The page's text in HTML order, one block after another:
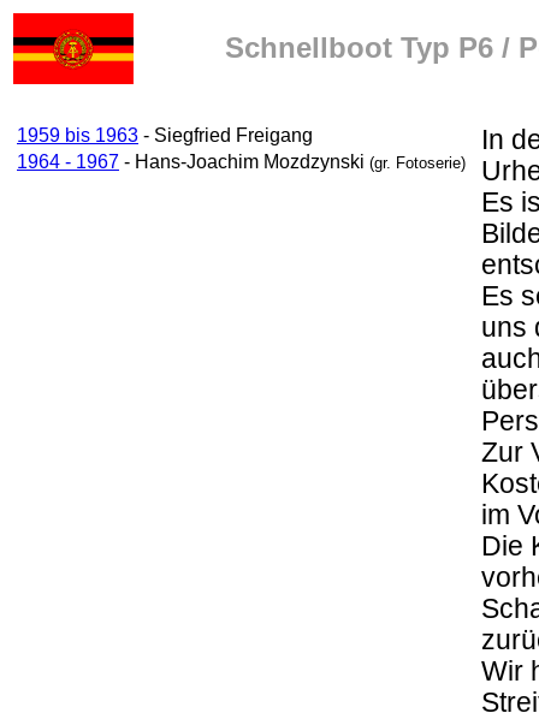
Schnellboot Typ P6 /
1959 bis 1963 - Siegfried Freigang
1964 - 1967 - Hans-Joachim Mozdzynski (gr. Fotoserie)
In
Es
Es
uns
Zur
im
Die
Wir